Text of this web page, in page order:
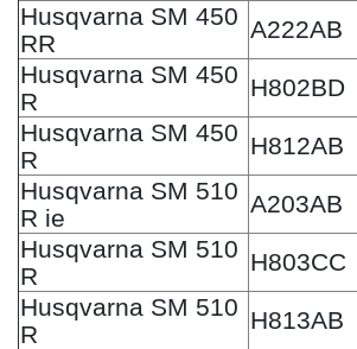
Husqvarna SM 450
RR
A222AB
Husqvarna SM 450
R
H802BD
Husqvarna SM 450
R
H812AB
Husqvarna SM 510
R ie
A203AB
Husqvarna SM 510
R
H803CC
Husqvarna SM 510
R
H813AB